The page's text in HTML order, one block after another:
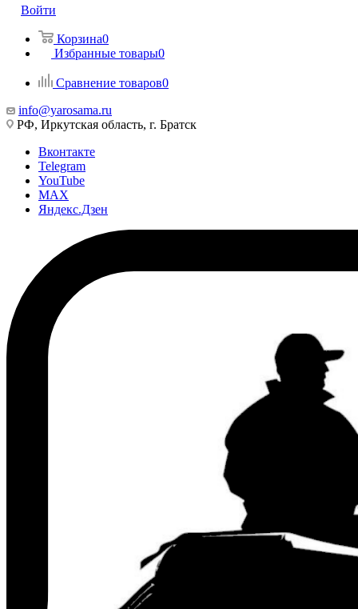
Войти
Корзина0
Избранные товары0
Сравнение товаров0
info@yarosama.ru
РФ, Иркутская область, г. Братск
Вконтакте
Telegram
YouTube
MAX
Яндекс.Дзен